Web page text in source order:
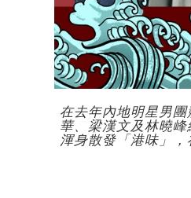
在去年內地明星男
華、梁漢文及林曉
渾身散發「港味」